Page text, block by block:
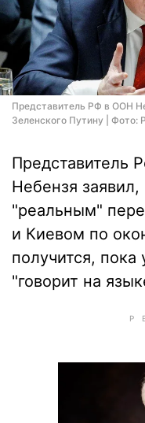
Представитель РФ в ООН
Зеленского Путину | Фото:
Представитель
Небензя заявил,
"реальным"
и Киевом по
получится, пока
"говорит на